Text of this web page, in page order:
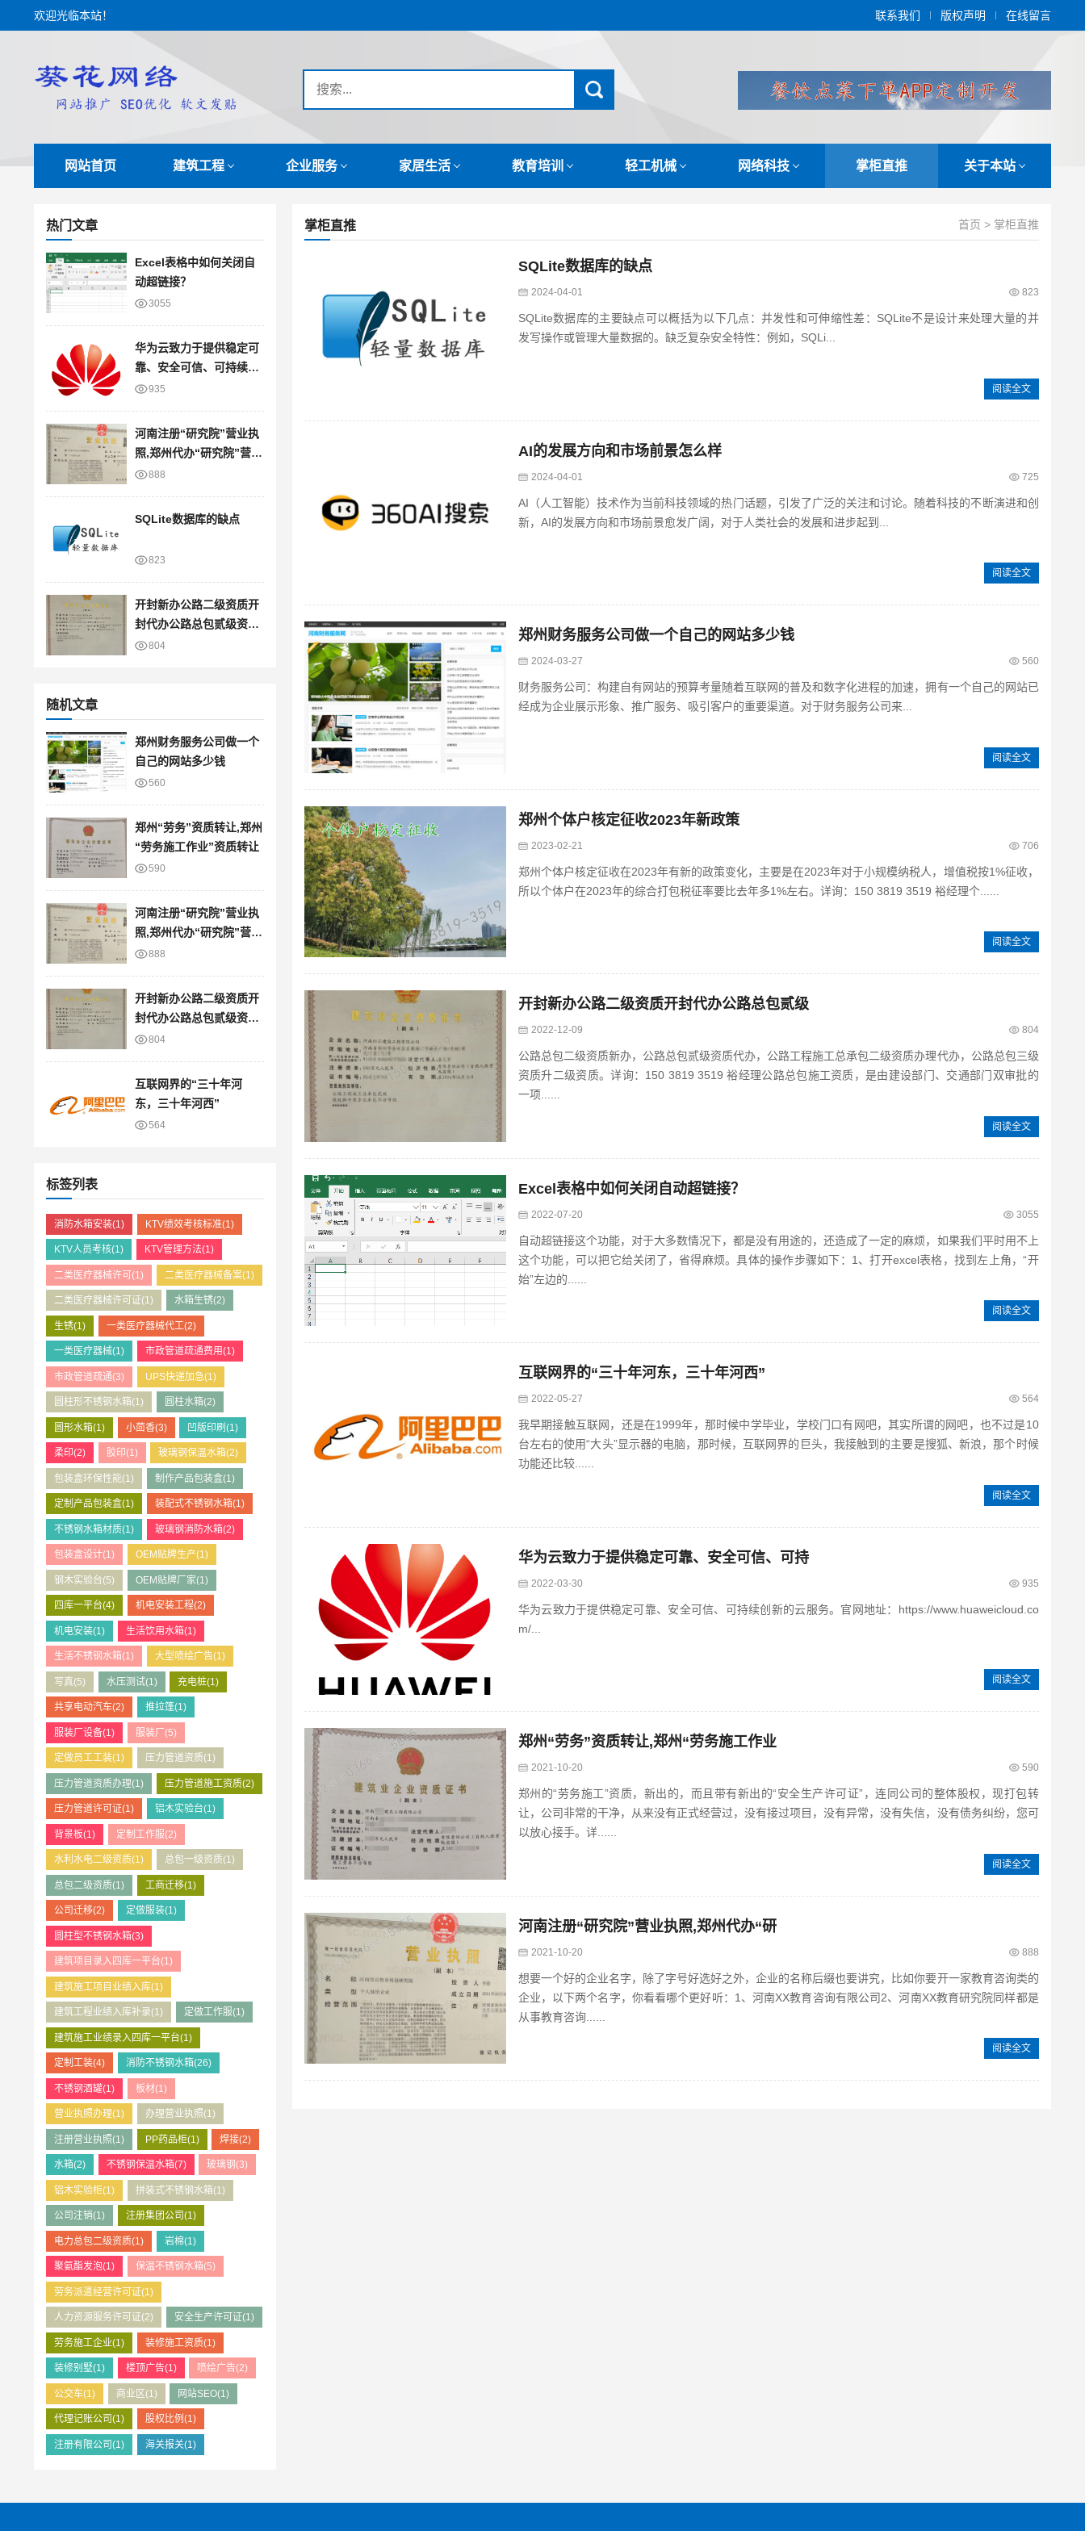
欢迎光临本站！ 联系我们 版权声明 在线留言
网站首页 建筑工程 企业服务 家居生活 教育培训 轻工机械 网络科技 掌柜直推 关于本站
热门文章
Excel表格中如何关闭自
动超链接？
3055
华为云致力于提供稳定可
靠、安全可信、可持续创
新的云服务
935
河南注册“研究院”营业执
照,郑州代办“研究院”营业
执照888
SQLite数据库的缺点
823
开封新办公路二级资质开
封代办公路总包贰级资质
裕 804
随机文章
郑州财务服务公司做一个
自己的网站多少钱
560
郑州“劳务”资质转让,郑州
“劳务施工作业”资质转让
590
河南注册“研究院”营业执
照,郑州代办“研究院”营业
执照888
开封新办公路二级资质开
封代办公路总包贰级资质
裕 804
互联网界的“三十年河
东，三十年河西”
564
标签列表
消防水箱安装(1) KTV绩效考核标准(1)
KTV人员考核(1) KTV管理方法(1)
二类医疗器械许可(1) 二类医疗器械备案(1)
二类医疗器械许可证(1) 水箱生锈(2)
生锈(1) 一类医疗器械代工(2)
一类医疗器械(1) 市政管道疏通费用(1)
市政管道疏通(3) UPS快递加急(1)
圆柱形不锈钢水箱(1) 圆柱水箱(2)
圆形水箱(1) 小茴香(3) 凹版印刷 (1)
柔印(2) 胶印(1) 玻璃钢保温水箱(2)
包装盒环保性能(1) 制作产品包装盒(1)
定制产品包装盒(1) 装配式不锈钢水箱(1)
不锈钢水箱材质(1) 玻璃钢消防水箱(2)
包装盒设计(1) OEM贴牌生产(1)
钢木实验台(5) OEM贴牌厂家(1)
四库一平台(4) 机电安装工程(2)
机电安装(1) 生活饮用水箱(1)
生活不锈钢水箱(1) 大型喷绘广告(1)
写真(5) 水压测试(1) 充电桩(1)
共享电动汽车(2) 推拉篷(1)
服装厂设备(1) 服装厂(5)
定做员工工装(1) 压力管道资质(1)
压力管道资质办理(1) 压力管道施工资质(2)
压力管道许可证(1) 铝木实验台(1)
背景板(1) 定制工作服(2)
水利水电二级资质(1) 总包一级资质(1)
总包二级资质(1) 工商迁移(1)
公司迁移(2) 定做服装(1)
圆柱型不锈钢水箱(3)
建筑项目录入四库一平台(1)
建筑施工项目业绩入库(1)
建筑工程业绩入库补录(1) 定做工作服(1)
建筑施工业绩录入四库一平台(1)
定制工装(4) 消防不锈钢水箱(26)
不锈钢酒罐(1) 板材(1)
营业执照办理(1) 办理营业执照(1)
注册营业执照(1) PP药品柜(1) 焊接(2)
水箱(2) 不锈钢保温水箱(7) 玻璃钢 (3)
铝木实验柜(1) 拼装式不锈钢水箱(1)
公司注销(1) 注册集团公司 (1)
电力总包二级资质(1) 岩棉(1)
聚氨酯发泡(1) 保温不锈钢水箱(5)
劳务派遣经营许可证(1)
人力资源服务许可证(2) 安全生产许可证(1)
劳务施工企业(1) 装修施工资质(1)
装修别墅(1) 楼顶广告(1) 喷绘广告(2)
公交车(1) 商业区(1) 网站SEO(1)
代理记账公司 (1) 股权比例 (1)
注册有限公司(1) 海关报关(1)
首页 > 掌柜直推
掌柜直推
SQLite数据库的缺点
2024-04-01 823
SQLite数据库的主要缺点可以概括为以下几点：并发性和可伸缩性差：SQLite不是设计来处理大量的并
发写操作或管理大量数据的。缺乏复杂安全特性：例如，SQLi...
阅读全文
AI的发展方向和市场前景怎么样
2024-04-01 725
AI（人工智能）技术作为当前科技领域的热门话题，引发了广泛的关注和讨论。随着科技的不断演进和创
新，AI的发展方向和市场前景愈发广阔，对于人类社会的发展和进步起到...
阅读全文
郑州财务服务公司做一个自己的网站多少钱
2024-03-27 560
财务服务公司：构建自有网站的预算考量随着互联网的普及和数字化进程的加速，拥有一个自己的网站已
经成为企业展示形象、推广服务、吸引客户的重要渠道。对于财务服务公司来...
阅读全文
郑州个体户核定征收2023年新政策
2023-02-21 706
郑州个体户核定征收在2023年有新的政策变化，主要是在2023年对于小规模纳税人，增值税按1%征收，
所以个体户在2023年的综合打包税征率要比去年多1%左右。详询：150 3819 3519 裕经理个......
阅读全文
开封新办公路二级资质开封代办公路总包贰级
2022-12-09 804
公路总包二级资质新办，公路总包贰级资质代办，公路工程施工总承包二级资质办理代办，公路总包三级
资质升二级资质。详询：150 3819 3519 裕经理公路总包施工资质，是由建设部门、交通部门双审批的
一项......
阅读全文
Excel表格中如何关闭自动超链接？
2022-07-20 3055
自动超链接这个功能，对于大多数情况下，都是没有用途的，还造成了一定的麻烦，如果我们平时用不上
这个功能，可以把它给关闭了，省得麻烦。具体的操作步骤如下：1、打开excel表格，找到左上角，“开
始”左边的......
阅读全文
互联网界的“三十年河东，三十年河西”
2022-05-27 564
我早期接触互联网，还是在1999年，那时候中学毕业，学校门口有网吧，其实所谓的网吧，也不过是10
台左右的使用“大头”显示器的电脑，那时候，互联网界的巨头，我接触到的主要是搜狐、新浪，那个时候
功能还比较......
阅读全文
华为云致力于提供稳定可靠、安全可信、可持
2022-03-30 935
华为云致力于提供稳定可靠、安全可信、可持续创新的云服务。官网地址：https://www.huaweicloud.co
m/...
阅读全文
郑州“劳务”资质转让,郑州“劳务施工作业
2021-10-20 590
郑州的“劳务施工”资质，新出的，而且带有新出的“安全生产许可证”，连同公司的整体股权，现打包转
让，公司非常的干净，从来没有正式经营过，没有接过项目，没有异常，没有失信，没有债务纠纷，您可
以放心接手。详......
阅读全文
河南注册“研究院”营业执照,郑州代办“研
2021-10-20 888
想要一个好的企业名字，除了字号好选好之外，企业的名称后缀也要讲究，比如你要开一家教育咨询类的
企业，以下两个名字，你看看哪个更好听：1、河南XX教育咨询有限公司2、河南XX教育研究院同样都是
从事教育咨询......
阅读全文